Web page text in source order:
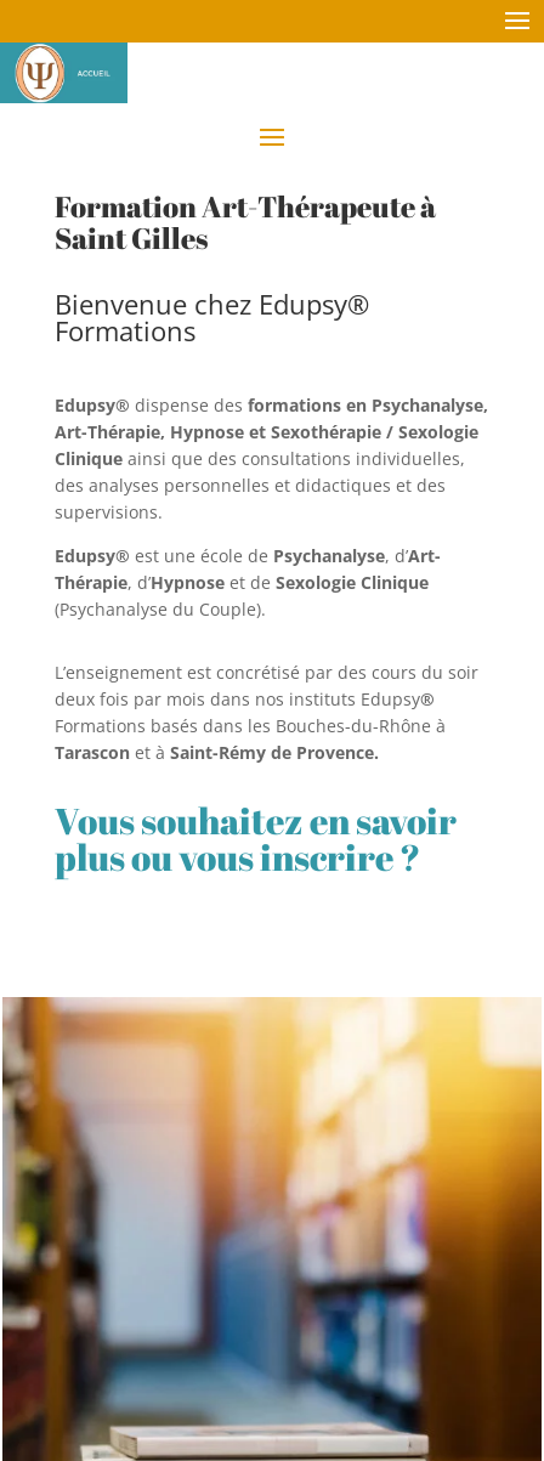
Formation Art-Thérapeute à
Saint Gilles
Bienvenue chez Edupsy®
Formations
Edupsy® dispense des formations en Psychanalyse,
Art-Thérapie, Hypnose et Sexothérapie / Sexologie
Cliniqueainsi que des consultations individuelles,
des analyses personnelles et didactiques et des
supervisions.
Edupsy® est une école de Psychanalyse, d’Art-
Thérapie, d’Hypnoseet de Sexologie Clinique
(Psychanalyse du Couple).
L’enseignement est concrétisé par des cours du soir
deux fois par mois dans nos instituts Edupsy®
Formations basés dans les Bouches-du-Rhône à
Tarasconet à Saint-Rémy de Provence.
Vous souhaitez en savoir
plus ou vous inscrire ?